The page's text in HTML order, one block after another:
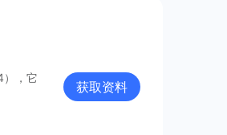
），它
获取资料